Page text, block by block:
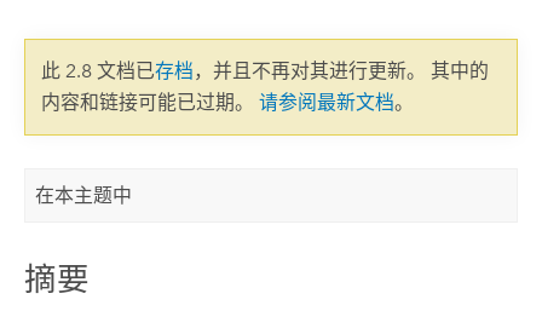
此 2.8 文档已存档，并且不再对其进行更新。 其中的
内容和链接可能已过期。 请参阅最新文档。
在本主题中
摘要